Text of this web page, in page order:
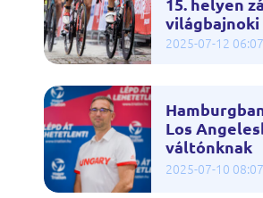
2025-07-12 06:07
Los
váltónknak
2025-07-10 08:07